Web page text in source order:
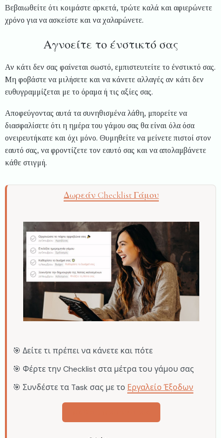
Βεβαιωθείτε ότι κοιμάστε αρκετά, τρώτε καλά και αφιερώνετε
χρόνο για να ασκείστε και να χαλαρώνετε.
Αγνοείτε το ένστικτό σας
Αν κάτι δεν σας φαίνεται σωστό, εμπιστευτείτε το ένστικτό σας.
Μη φοβάστε να μιλήσετε και να κάνετε αλλαγές αν κάτι δεν
ευθυγραμμίζεται με το όραμα ή τις αξίες σας.
Αποφεύγοντας αυτά τα συνηθισμένα λάθη, μπορείτε να
διασφαλίσετε ότι η ημέρα του γάμου σας θα είναι όλα όσα
ονειρευτήκατε και όχι μόνο. Θυμηθείτε να μείνετε πιστοί στον
εαυτό σας, να φροντίζετε τον εαυτό σας και να απολαμβάνετε
κάθε στιγμή.
Δωρεάν Checklist Γάμου
🎯 Δείτε τι πρέπει να κάνετε και πότε
🎯 Φέρτε την Checklist στα μέτρα του γάμου σας
🎯 Συνδέστε τα Task σας με το Εργαλείο Έξοδων